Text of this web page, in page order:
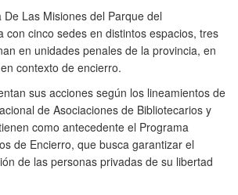
De Las Misiones del Parque del
con cinco sedes en distintos espacios, tres
en unidades penales de la provincia, en
contexto de encierro.
sus acciones según los lineamientos de
de Asociaciones de Bibliotecarios y
como antecedente el Programa
de Encierro, que busca garantizar el
de las personas privadas de su libertad